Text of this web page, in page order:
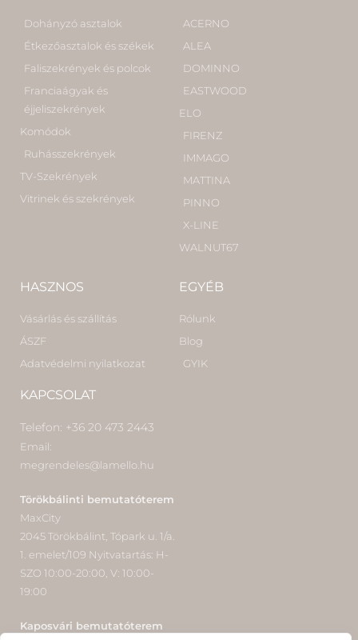
Dohányzó asztalok
Étkezőasztalok és székek
Faliszekrények és polcok
Franciaágyak és
éjjeliszekrények
Komódok
Ruhásszekrények
TV-Szekrények
Vitrinek és szekrények
ACERNO
ALEA
DOMINNO
EASTWOOD
ELO
FIRENZ
IMMAGO
MATTINA
PINNO
X-LINE
WALNUT67
HASZNOS
Vásárlás és szállítás
ÁSZF
Adatvédelmi nyilatkozat
KAPCSOLAT
Telefon: +36 20 473 2443
Email:
megrendeles@lamello.hu
Törökbálinti bemutatóterem
MaxCity
2045 Törökbálint, Tópark u. 1/a.
1. emelet/109 Nyitvatartás: H-
SZO 10:00-20:00, V: 10:00-
19:00
Kaposvári bemutatóterem
EGYÉB
Rólunk
Blog
GYIK